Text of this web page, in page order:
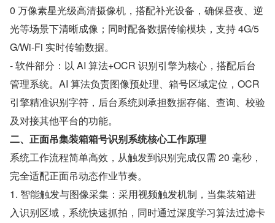
0 万像素星光级高清摄像机，搭配补光设备，确保昼夜、逆
光等场景下清晰成像；同时配备数据传输模块，支持 4G/5
G/Wi-Fi 实时传输数据。
- 软件部分：以 AI 算法+OCR 识别引擎为核心，搭配后台
管理系统。AI 算法负责图像预处理、箱号区域定位，OCR
引擎精准识别字符，后台系统则承担数据存储、查询、校验
及对接其他平台的功能。
二、正面吊集装箱箱号识别系统核心工作原理
系统工作流程简单高效，从触发到识别完成仅需 20 毫秒，
完全适配正面吊动态作业节奏。
1. 智能触发与图像采集：采用视频触发机制，当集装箱进
入识别区域，系统快速抓拍，同时通过深度学习算法过滤卡